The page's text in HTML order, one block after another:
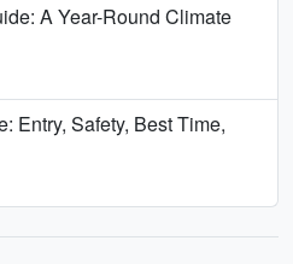
A Year-Round Climate
Entry, Safety, Best Time,